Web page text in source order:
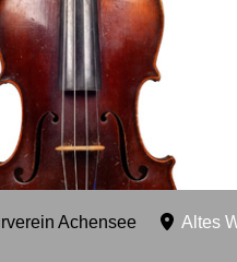
Achensee Altes